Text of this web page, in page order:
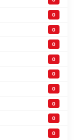
0
0
0
0
0
0
0
0
0